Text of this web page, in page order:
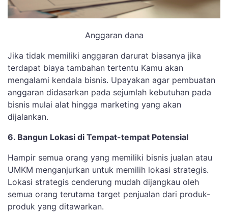
Anggaran dana
Jika tidak memiliki anggaran darurat biasanya jika
terdapat biaya tambahan tertentu Kamu akan
mengalami kendala bisnis. Upayakan agar pembuatan
anggaran didasarkan pada sejumlah kebutuhan pada
bisnis mulai alat hingga marketing yang akan
dijalankan.
6. Bangun Lokasi di Tempat-tempat Potensial
Hampir semua orang yang memiliki bisnis jualan atau
UMKM menganjurkan untuk memilih lokasi strategis.
Lokasi strategis cenderung mudah dijangkau oleh
semua orang terutama target penjualan dari produk-
produk yang ditawarkan.